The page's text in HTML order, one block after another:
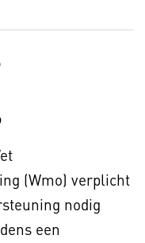
(Wmo) verplicht
nodig
een